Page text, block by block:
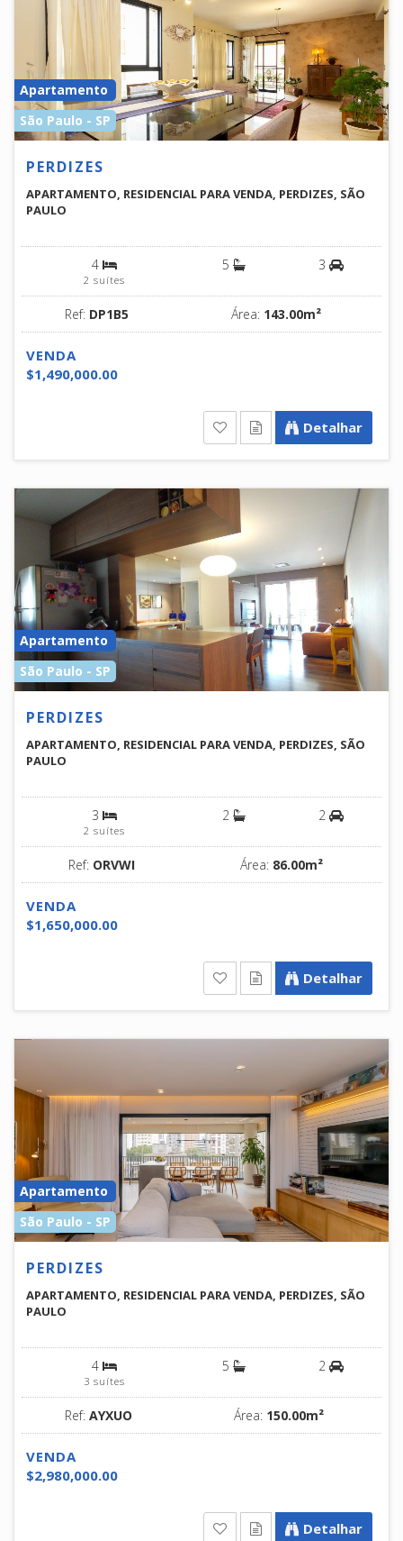
Apartamento
São Paulo - SP
PERDIZES
APARTAMENTO, RESIDENCIAL PARA VENDA, PERDIZES, SÃO
PAULO
4
2 suítes
5 3
Ref: DP1B5 Área: 143.00m²
VENDA
$1,490,000.00
Detalhar
Apartamento
São Paulo - SP
PERDIZES
APARTAMENTO, RESIDENCIAL PARA VENDA, PERDIZES, SÃO
PAULO
3
2 suítes
2 2
Ref: ORVWI Área: 86.00m²
VENDA
$1,650,000.00
Detalhar
Apartamento
São Paulo - SP
PERDIZES
APARTAMENTO, RESIDENCIAL PARA VENDA, PERDIZES, SÃO
PAULO
4
3 suítes
5 2
Ref: AYXUO Área: 150.00m²
VENDA
$2,980,000.00
Detalhar